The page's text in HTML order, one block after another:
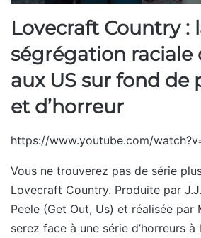
Lovecraft Country :
ségrégation raciale
aux US sur fond de
et d’horreur
https://www.youtube.com/
Vous ne trouverez pas de série
Lovecraft Country. Produite par
Peele (Get Out, Us) et réalisée par
serez face à une série d’horreurs